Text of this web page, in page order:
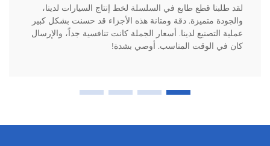
لقد طلبنا قطع طابع في السلسلة لخط إنتاج السيارات لدينا،
والجودة متميزة. دقة ومتانة هذه الأجزاء قد حسنت بشكل كبير
عملية التصنيع لدينا. أسعار الجملة كانت تنافسية جداً، والإرسال
كان في الوقت المناسب. أوصي بشدة!